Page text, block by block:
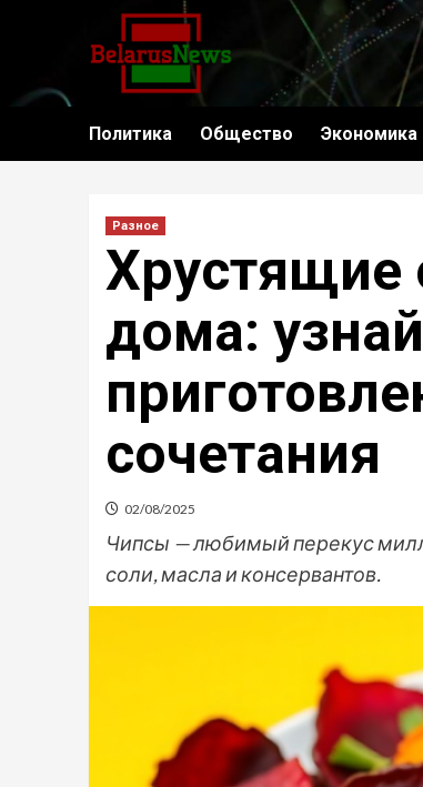
Политика Общество Экономика
Разное
дома:
сочетания
02/08/2025
Чипсы — любимый перекус
соли, масла и консервантов.